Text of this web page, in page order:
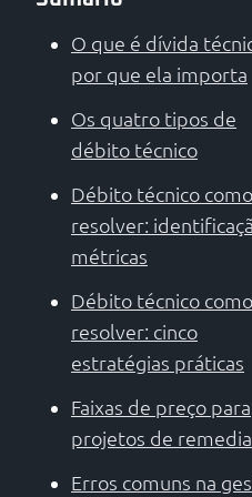
O que é dívida
por que ela importa
Os quatro tipos de
débito técnico
Débito técnico como
resolver:
métricas
Débito técnico como
resolver: cinco
estratégias práticas
Faixas de preço para
projetos de
Erros comuns na